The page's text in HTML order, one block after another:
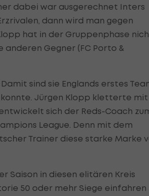
dabei war ausgerechnet Inters
dann wird man gegen
hat in der Gruppenphase
anderen Gegner (FC Porto &
sind sie Englands erstes
Jürgen Klopp kletterte mit
sich der Reds-Coach
League. Denn mit dem
Trainer diese starke Marke
Saison in diesen elitären Kreis
50 oder mehr Siege einfahren